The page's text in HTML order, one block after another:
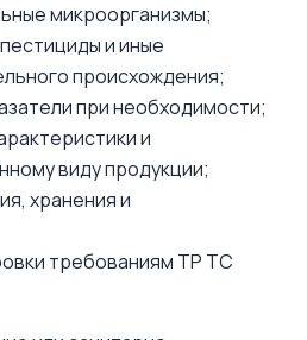
микроорганизмы;
и иные
происхождения;
при необходимости;
и
виду продукции;
хранения и
требованиям ТР ТС